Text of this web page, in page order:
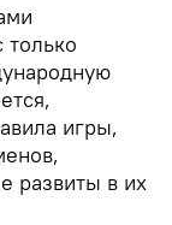
игры,
развиты в их